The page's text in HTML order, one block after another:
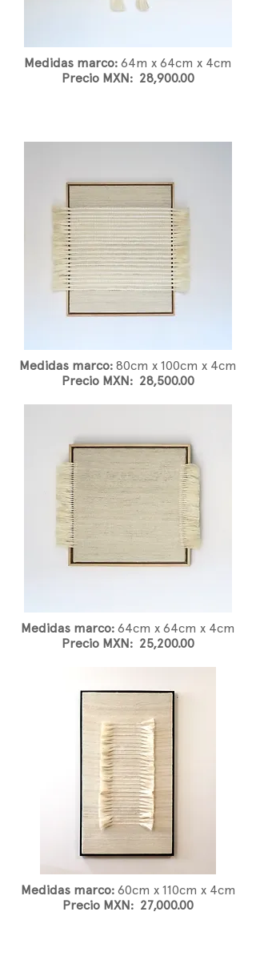
Medidas marco: 64m x 64cm x 4cm
Precio MXN: 28,900.00
Medidas marco: 80cm x 100cm x 4cm
Precio MXN: 28,500.00
Medidas marco: 64cm x 64cm x 4cm
Precio MXN: 25,200.00
Medidas marco: 60cm x 110cm x 4cm
Precio MXN: 27,000.00